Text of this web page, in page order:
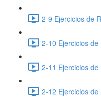
2-9 Ejercicios de
2-10 Ejercicios
2-11 Ejercicios
2-12 Ejercicios